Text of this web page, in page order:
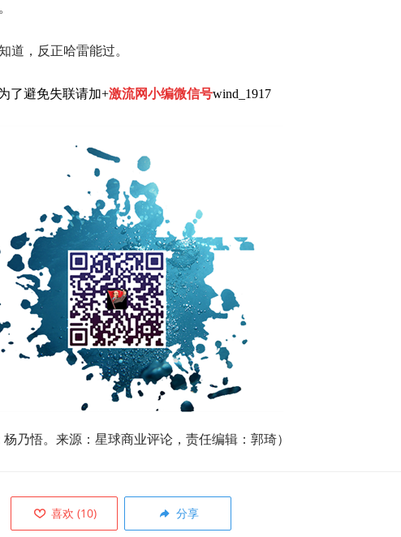
道，反正哈雷能过。
了避免失联请加+激流网小编微信号wind_1917
杨乃悟。来源：星球商业评论，责任编辑：郭琦）
喜欢 (10) 分享